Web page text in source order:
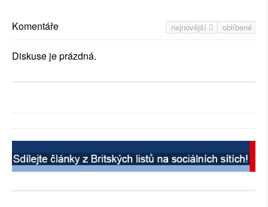
nejnovější oblíbené
Komentáře
Diskuse je prázdná.